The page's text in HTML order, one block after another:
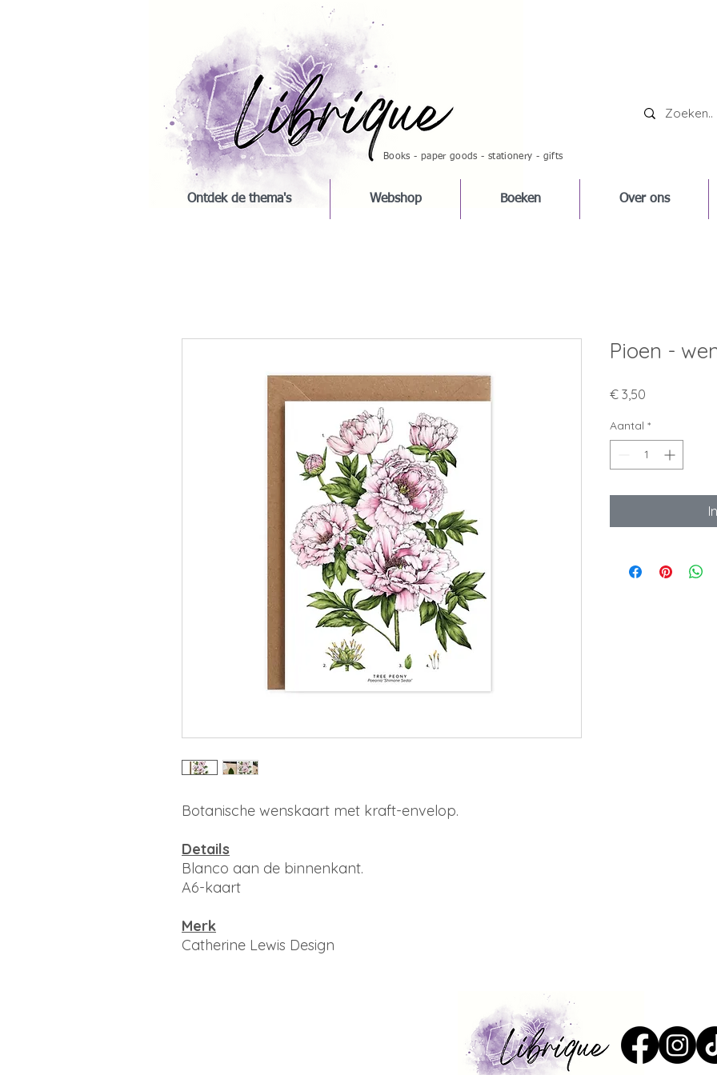
Ontdek de thema's Webshop Boeken Over ons
Books - paper goods - stationery - gifts
Botanische wenskaart met kraft-envelop.
Details
Blanco aan de binnenkant.
A6-kaart
Merk
Catherine Lewis Design
Pioen -
€ 3,50
Aantal *